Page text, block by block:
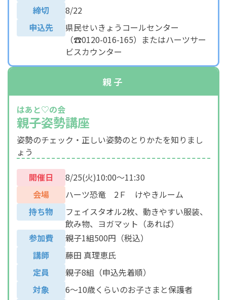
締切
8/22
申込先
県民せいきょうコールセンター
（☎0120-016-165）またはハーツサー
ビスカウンター
親子
はあと♡の会
親子姿勢講座
姿勢のチェック・正しい姿勢のとりかたを知りまし
ょう
開催日
8/25(火)10:00～11:30
会場
ハーツ恐竜 2Ｆ けやきルーム
持ち物
フェイスタオル2枚、動きやすい服装、
飲み物、ヨガマット（あれば）
参加費
親子1組500円（税込）
講師
藤田 真理恵氏
定員
親子8組（申込先着順）
対象
6～10歳くらいのお子さまと保護者